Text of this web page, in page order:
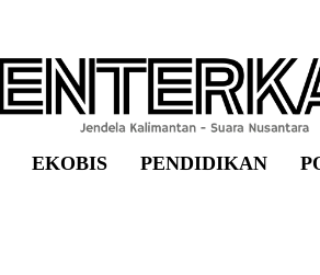
EKOBIS PENDIDIKAN